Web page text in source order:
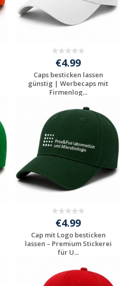
€4.99
Caps besticken lassen
günstig | Werbecaps mit
Firmenlog...
Jetzt Angebot
anfordern
€4.99
Cap mit Logo besticken
lassen – Premium Stickerei
für U...
Jetzt Angebot
anfordern